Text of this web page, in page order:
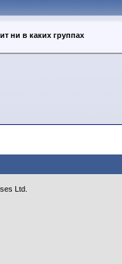
ни в каких группах
Ltd.